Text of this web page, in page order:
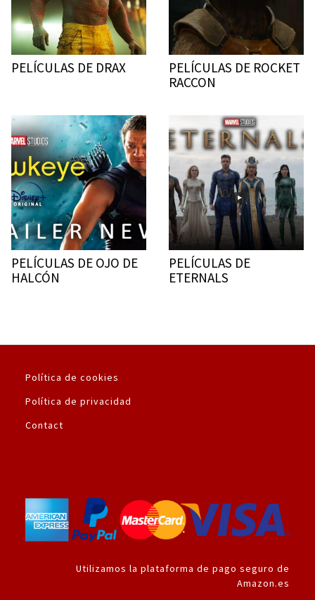
PELÍCULAS DE DRAX
PELÍCULAS DE ROCKET
RACCON
PELÍCULAS DE OJO DE
HALCÓN
PELÍCULAS DE
ETERNALS
Política de cookies
Política de privacidad
Contact
Utilizamos la plataforma de pago seguro de
Amazon.es